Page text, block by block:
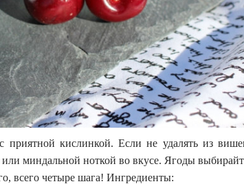
приятной кислинкой. Если не удалять из
миндальной ноткой во вкусе. Ягоды
всего четыре шага! Ингредиенты: